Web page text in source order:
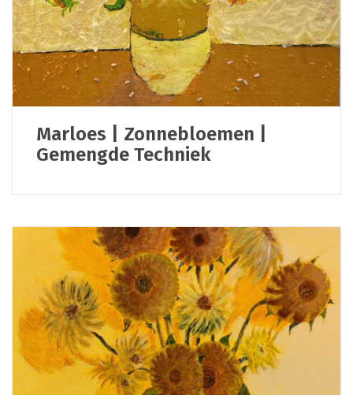
Marloes | Zonnebloemen |
Gemengde Techniek